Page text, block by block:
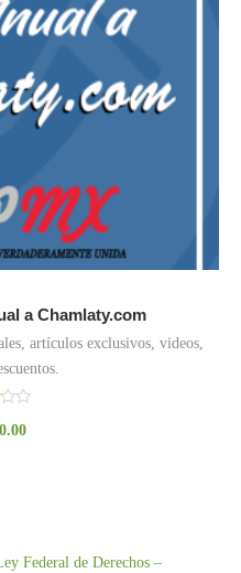
a Chamlaty.com
artículos exclusivos, videos,
Federal de Derechos –